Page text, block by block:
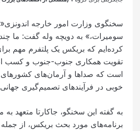
سخنگوی وزارت امور خارجه
سومیرات،» به دویچه وله گفت: ما
کرده‌ایم که بریکس یک پلتفرم مهم
تقویت همکاری جنوب-جنوب و کسب
است که صداها و آرمان‌های کشورهای
خوبی در فرآیندهای تصمیم‌گیری
به گفته این سخنگو، جاکارتا متعهد
برنامه‌های مورد بحث بریکس، از جمله